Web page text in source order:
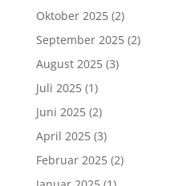
Oktober 2025(2)
September 2025(2)
August 2025(3)
Juli 2025(1)
Juni 2025(2)
April 2025(3)
Februar 2025(2)